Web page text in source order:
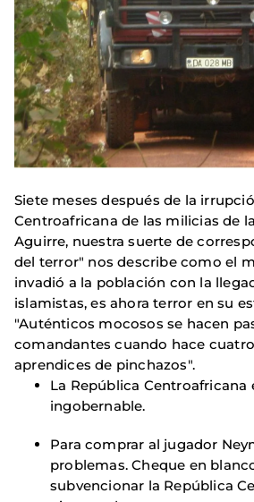
Siete meses después de la
Centroafricana de las milicias de
Aguirre, nuestra suerte de
del terror" nos describe como el
invadió a la población con la
islamistas, es ahora terror en su
"Auténticos mocosos se hacen
comandantes cuando hace
aprendices de pinchazos".
La República Centroafricana
ingobernable.
Para comprar al jugador
problemas. Cheque en
subvencionar la República